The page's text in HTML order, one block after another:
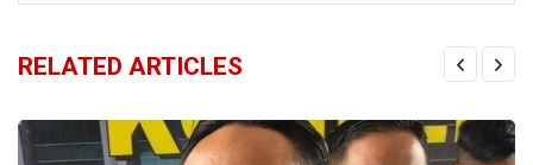
RELATED ARTICLES